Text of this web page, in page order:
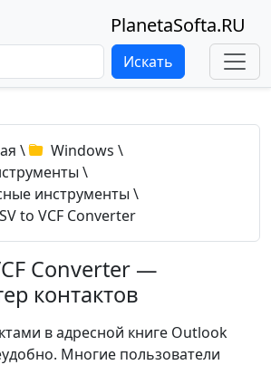
PlanetaSofta.RU
Искать
\ Windows \
\
инструменты \
to VCF Converter
Converter —
контактов
в адресной книге Outlook
Многие пользователи